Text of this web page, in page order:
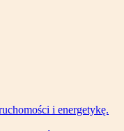
i energetykę.